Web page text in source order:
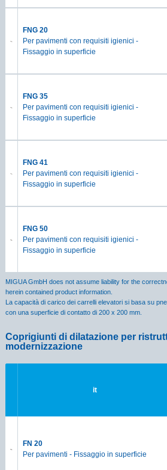
FNG 20
Per pavimenti con requisiti igienici ­
Fissaggio in superficie
FNG 35
Per pavimenti con requisiti igienici ­
Fissaggio in superficie
FNG 41
Per pavimenti con requisiti igienici ­
Fissaggio in superficie
FNG 50
Per pavimenti con requisiti igienici ­
Fissaggio in superficie
MIGUA GmbH does not assume liability for the
herein contained product information.
La capacità di carico dei carrelli elevatori si basa su
con una superficie di contatto di 200 x 200 mm.
Coprigiunti di dilatazione per
modernizzazione
it
FN 20
Per pavimenti - Fissaggio in superficie